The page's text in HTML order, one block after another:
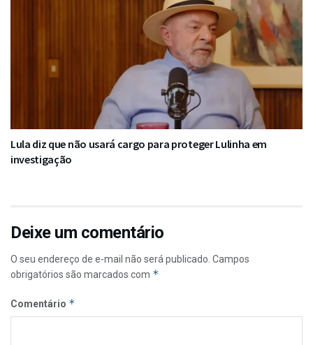
Lula diz que não usará cargo para proteger Lulinha em
investigação
Deixe um comentário
O seu endereço de e-mail não será publicado. Campos
obrigatórios são marcados com *
Comentário *